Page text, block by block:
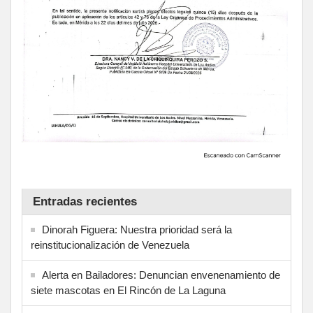
Entradas recientes
Dinorah Figuera: Nuestra prioridad será la
reinstitucionalización de Venezuela
Alerta en Bailadores: Denuncian envenenamiento de
siete mascotas en El Rincón de La Laguna